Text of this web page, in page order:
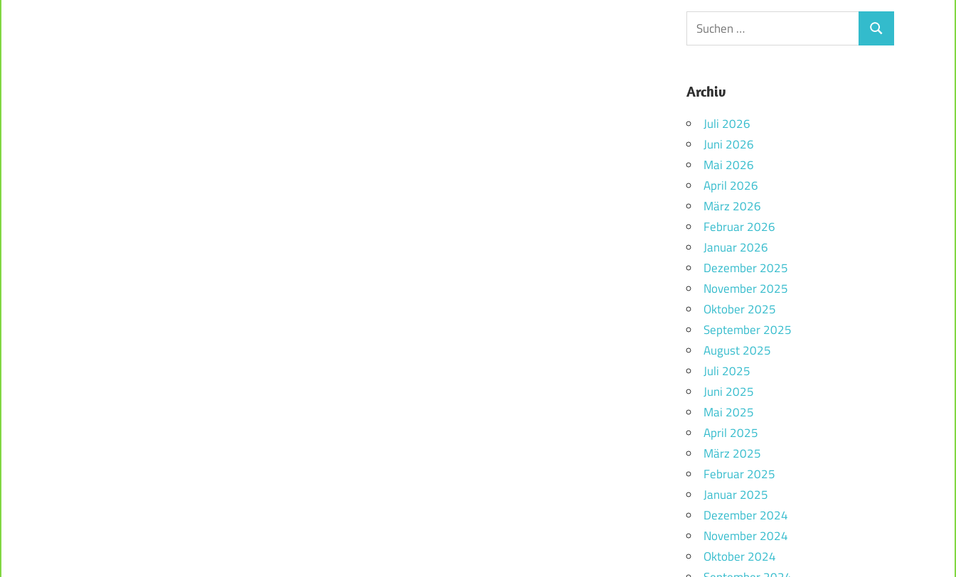
Archiv
Juli 2026
Juni 2026
Mai 2026
April 2026
März 2026
Februar 2026
Januar 2026
Dezember 2025
November 2025
Oktober 2025
September 2025
August 2025
Juli 2025
Juni 2025
Mai 2025
April 2025
März 2025
Februar 2025
Januar 2025
Dezember 2024
November 2024
Oktober 2024